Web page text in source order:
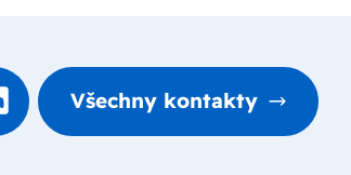
Všechny kontakty